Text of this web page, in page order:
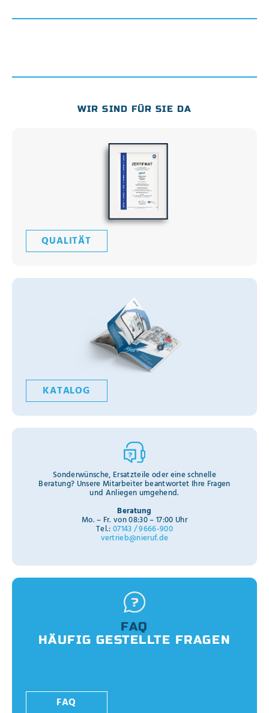
WIR SIND FÜR SIE DA
QUALITÄT
KATALOG
Sonderwünsche, Ersatzteile oder eine schnelle
Beratung? Unsere Mitarbeiter beantwortet Ihre Fragen
und Anliegen umgehend.
Beratung
Mo. – Fr. von 08:30 – 17:00 Uhr
Tel.:07143 / 9666-900
vertrieb@nieruf.de
FAQ
HÄUFIG GESTELLTE FRAGEN
FAQ